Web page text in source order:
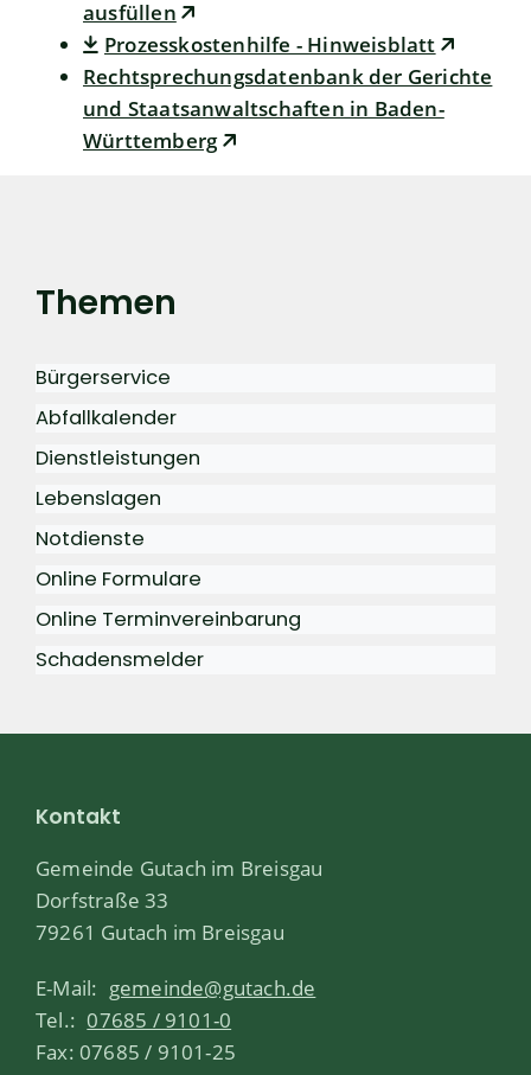
ausfüllen
Prozesskostenhilfe - Hinweisblatt
Rechtsprechungsdatenbank der Gerichte
und Staatsanwaltschaften in Baden-
Württemberg
Themen
Bürgerservice
Abfallkalender
Dienstleistungen
Lebenslagen
Notdienste
Online Formulare
Online Terminvereinbarung
Schadensmelder
Kontakt
Gemeinde Gutach im Breisgau
Dorfstraße 33
79261 Gutach im Breisgau
E-Mail: gemeinde@gutach.de
Tel.: 07685 / 9101-0
Fax: 07685 / 9101-25